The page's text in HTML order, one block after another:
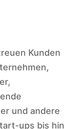
Kunden
und andere
ups bis hin